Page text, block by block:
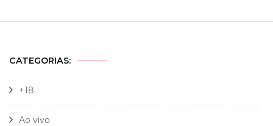
CATEGORIAS:
+18
Ao vivo